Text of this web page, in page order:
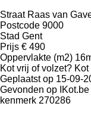
StraatRaas van
Postcode 9000
Stad Gent
Prijs € 490
Oppervlakte (m2)
Kot vrij of volzet?
Geplaatst op 15-09-
Gevonden op IKot.be
kenmerk 270286